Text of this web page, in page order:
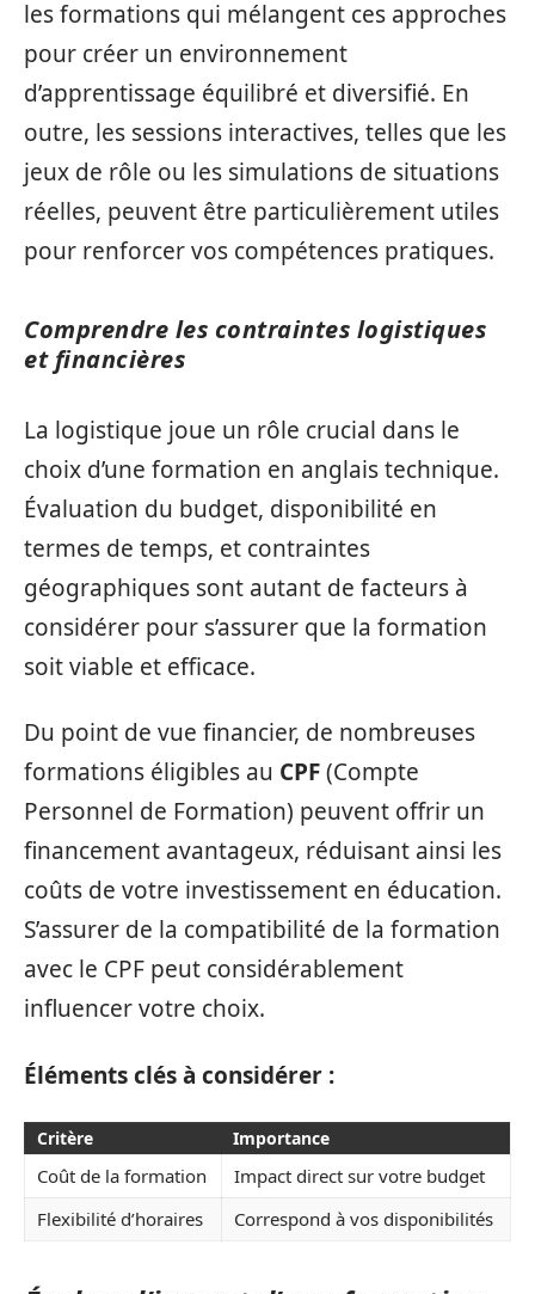
les formations qui mélangent ces approches
pour créer un environnement
d’apprentissage équilibré et diversifié. En
outre, les sessions interactives, telles que les
jeux de rôle ou les simulations de situations
réelles, peuvent être particulièrement utiles
pour renforcer vos compétences pratiques.
Comprendre les contraintes logistiques
et financières
La logistique joue un rôle crucial dans le
choix d’une formation en anglais technique.
Évaluation du budget, disponibilité en
termes de temps, et contraintes
géographiques sont autant de facteurs à
considérer pour s’assurer que la formation
soit viable et efficace.
Du point de vue financier, de nombreuses
formations éligibles au CPF(Compte
Personnel de Formation) peuvent offrir un
financement avantageux, réduisant ainsi les
coûts de votre investissement en éducation.
S’assurer de la compatibilité de la formation
avec le CPF peut considérablement
influencer votre choix.
Éléments clés à considérer :
Critère Importance
Coût de la formation
Impact direct sur votre budget
Flexibilité d’horaires
Correspond à vos disponibilités